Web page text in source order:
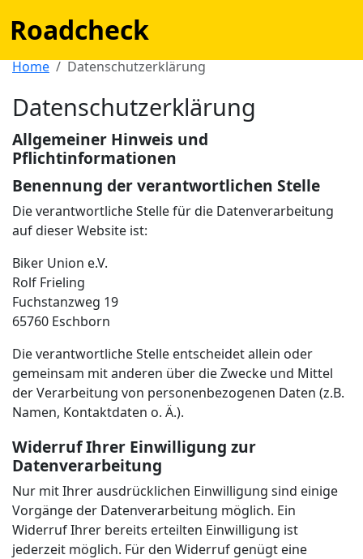
Roadcheck
Home Datenschutzerklärung
Datenschutzerklärung
Allgemeiner Hinweis und
Pflichtinformationen
Benennung der verantwortlichen Stelle
Die verantwortliche Stelle für die Datenverarbeitung
auf dieser Website ist:
Biker Union e.V.
Rolf Frieling
Fuchstanzweg 19
65760 Eschborn
Die verantwortliche Stelle entscheidet allein oder
gemeinsam mit anderen über die Zwecke und Mittel
der Verarbeitung von personenbezogenen Daten (z.B.
Namen, Kontaktdaten o. Ä.).
Widerruf Ihrer Einwilligung zur
Datenverarbeitung
Nur mit Ihrer ausdrücklichen Einwilligung sind einige
Vorgänge der Datenverarbeitung möglich. Ein
Widerruf Ihrer bereits erteilten Einwilligung ist
jederzeit möglich. Für den Widerruf genügt eine